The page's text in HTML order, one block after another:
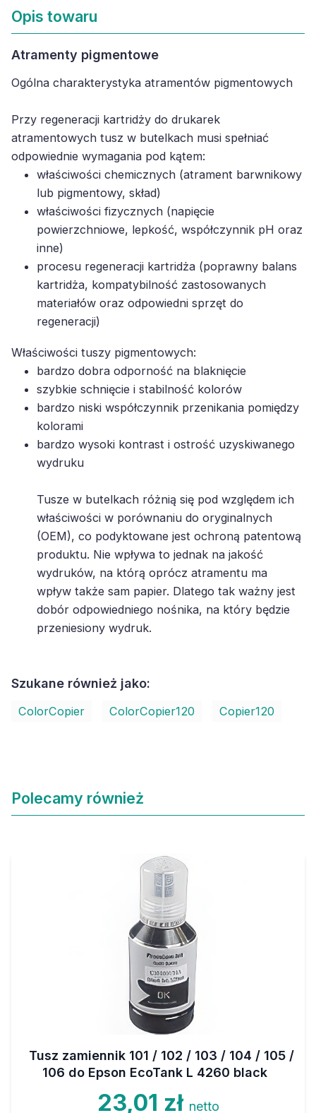
Opis towaru
Atramenty pigmentowe
Ogólna charakterystyka atramentów pigmentowych
Przy regeneracji kartridży do drukarek
atramentowych tusz w butelkach musi spełniać
odpowiednie wymagania pod kątem:
właściwości chemicznych (atrament barwnikowy
lub pigmentowy, skład)
właściwości fizycznych (napięcie
powierzchniowe, lepkość, współczynnik pH oraz
inne)
procesu regeneracji kartridża (poprawny balans
kartridża, kompatybilność zastosowanych
materiałów oraz odpowiedni sprzęt do
regeneracji)
Właściwości tuszy pigmentowych:
bardzo dobra odporność na blaknięcie
szybkie schnięcie i stabilność kolorów
bardzo niski współczynnik przenikania pomiędzy
kolorami
bardzo wysoki kontrast i ostrość uzyskiwanego
wydruku
Tusze w butelkach różnią się pod względem ich
właściwości w porównaniu do oryginalnych
(OEM), co podyktowane jest ochroną patentową
produktu. Nie wpływa to jednak na jakość
wydruków, na którą oprócz atramentu ma
wpływ także sam papier. Dlatego tak ważny jest
dobór odpowiedniego nośnika, na który będzie
przeniesiony wydruk.
Szukane również jako:
ColorCopier ColorCopier120 Copier120
Polecamy również
Tusz zamiennik 101 / 102 / 103 / 104 / 105 /
106 do Epson EcoTank L 4260 black
23,01 zł netto